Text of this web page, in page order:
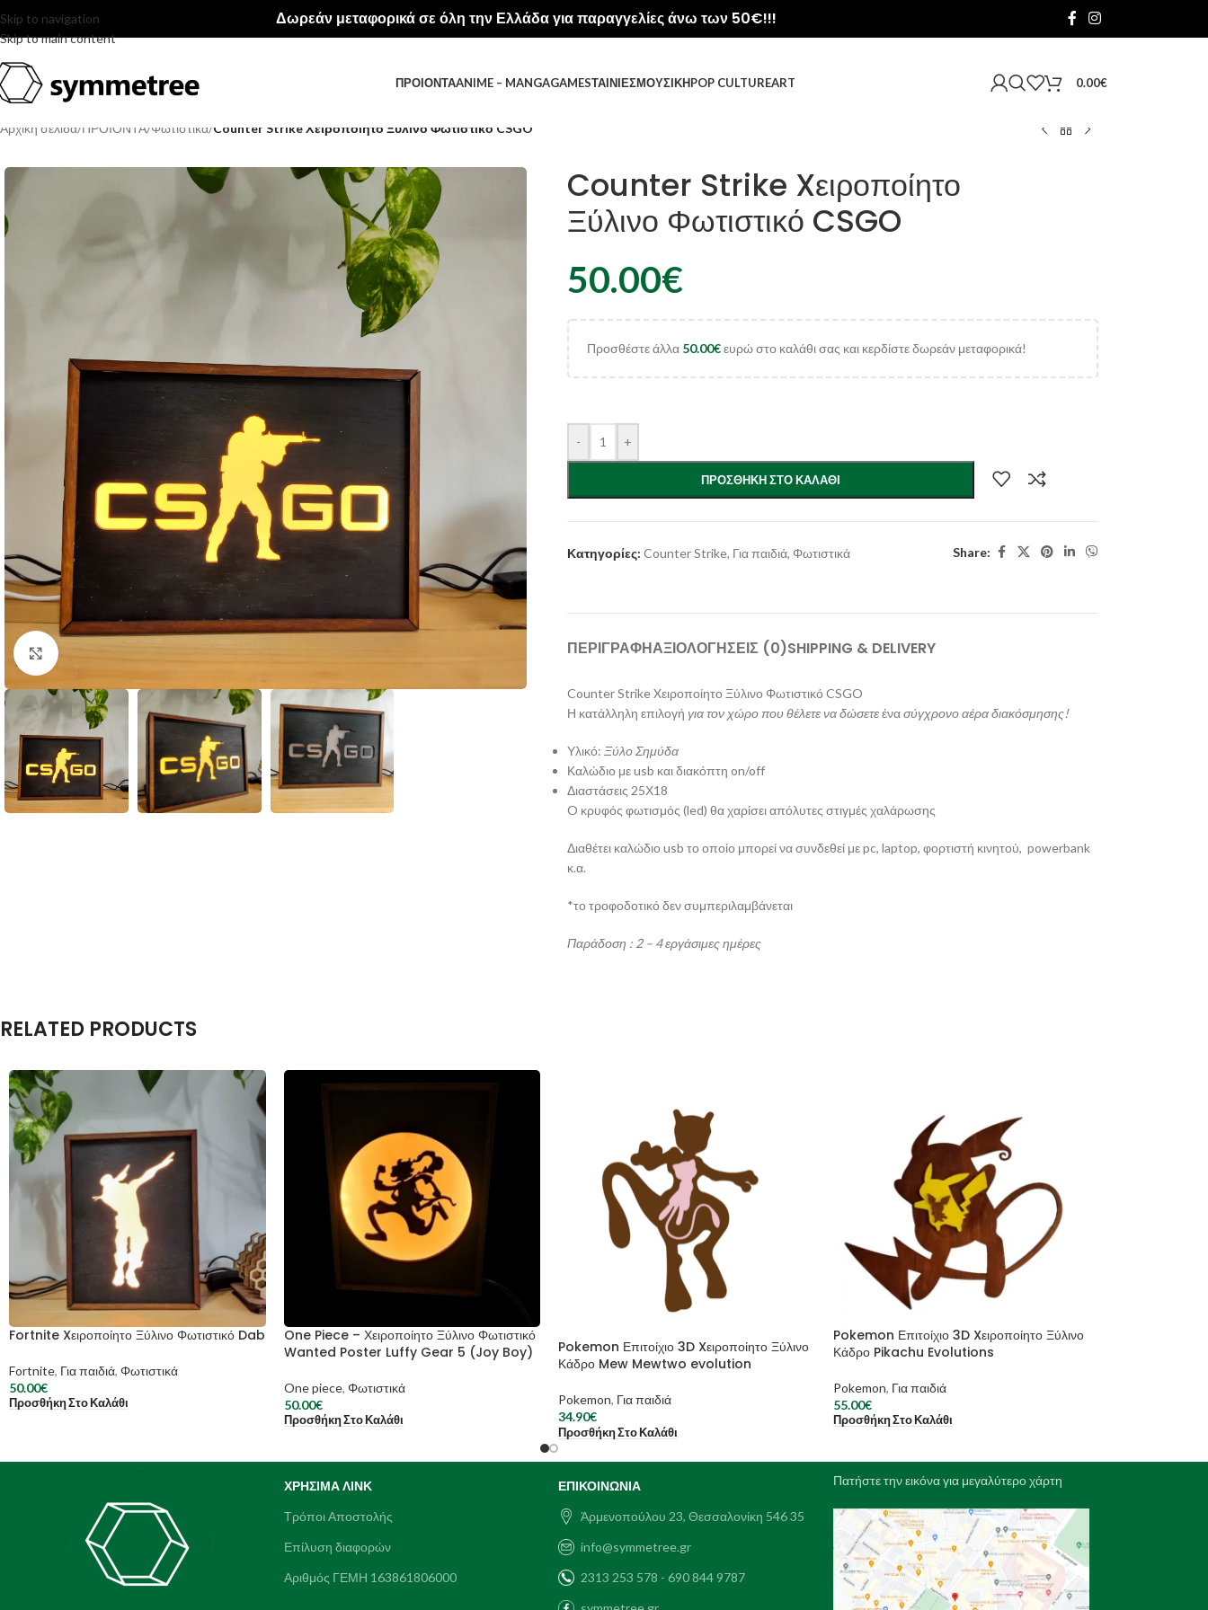
Skip to navigation
Skip to main content
Δωρεάν μεταφορικά σε όλη την Ελλάδα για παραγγελίες άνω των 50€!!!
ΠΡΟΙΟΝΤΑANIME – MANGAGAMESΤΑΙΝΊΕΣΜΟΥΣΙΚΉPOP CULTUREART 0.00€
Αρχική σελίδα/ΠΡΟΙΟΝΤΑ/Φωτιστικά/Counter Strike Xειροποίητο Ξύλινο Φωτιστικό CSGO
Counter Strike Xειροποίητο
Ξύλινο Φωτιστικό CSGO
50.00€
Προσθέστε άλλα 50.00€ευρώ στο καλάθι σας και κερδίστε δωρεάν μεταφορικά!
- +
ΠΡΟΣΘΉΚΗ ΣΤΟ ΚΑΛΆΘΙ
Κατηγορίες: Counter Strike, Για παιδιά, Φωτιστικά Share:
ΠΕΡΙΓΡΑΦΉΑΞΙΟΛΟΓΉΣΕΙΣ (0)SHIPPING & DELIVERY
Counter Strike Xειροποίητο Ξύλινο Φωτιστικό CSGO
Η κατάλληλη επιλογή για τον χώρο που θέλετε να δώσετεένασύγχρονο αέρα διακόσμησης!
Υλικό: Ξύλο Σημύδα
Καλώδιο με usb και διακόπτη on/off
Διαστάσεις 25Χ18
O κρυφός φωτισμός (led) θα χαρίσει απόλυτες στιγμές χαλάρωσης
Διαθέτει καλώδιο usb το οποίο μπορεί να συνδεθεί με pc, laptop, φορτιστή κινητού, powerbank
κ.α.
*το τροφοδοτικό δεν συμπεριλαμβάνεται
Παράδοση : 2 – 4 εργάσιμες ημέρες
RELATED PRODUCTS
Fortnite Xειροποίητο Ξύλινο Φωτιστικό Dab
Fortnite, Για παιδιά, Φωτιστικά
50.00€
Προσθήκη Στο Καλάθι
One Piece – Χειροποίητο Ξύλινο Φωτιστικό
Wanted Poster Luffy Gear 5 (Joy Boy)
One piece, Φωτιστικά
50.00€
Προσθήκη Στο Καλάθι
Pokemon Επιτοίχιο 3D Xειροποίητο Ξύλινο
Κάδρο Mew Mewtwo evolution
Pokemon, Για παιδιά
34.90€
Προσθήκη Στο Καλάθι
Pokemon Επιτοίχιο 3D Xειροποίητο Ξύλινο
Κάδρο Pikachu Evolutions
Pokemon, Για παιδιά
55.00€
Προσθήκη Στο Καλάθι
ΧΡΉΣΙΜΑ ΛΙΝΚ
Τρόποι Αποστολής
Επίλυση διαφορών
Αριθμός ΓΕΜΗ 163861806000
ΕΠΙΚΟΙΝΩΝΊΑ
Ἀρμενοπούλου 23, Θεσσαλονίκη 546 35
info@symmetree.gr
2313 253 578 - 690 844 9787
Πατήστε την εικόνα για μεγαλύτερο χάρτη